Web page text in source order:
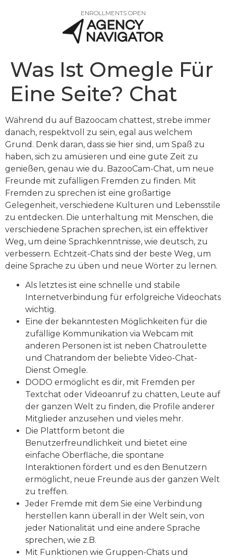
ENROLLMENTS OPEN
Was Ist Omegle Für
Eine Seite? Chat
Während du auf Bazoocam chattest, strebe immer
danach, respektvoll zu sein, egal aus welchem
Grund. Denk daran, dass sie hier sind, um Spaß zu
haben, sich zu amüsieren und eine gute Zeit zu
genießen, genau wie du. BazooCam-Chat, um neue
Freunde mit zufälligen Fremden zu finden. Mit
Fremden zu sprechen ist eine großartige
Gelegenheit, verschiedene Kulturen und Lebensstile
zu entdecken. Die unterhaltung mit Menschen, die
verschiedene Sprachen sprechen, ist ein effektiver
Weg, um deine Sprachkenntnisse, wie deutsch, zu
verbessern. Echtzeit-Chats sind der beste Weg, um
deine Sprache zu üben und neue Wörter zu lernen.
Als letztes ist eine schnelle und stabile
Internetverbindung für erfolgreiche Videochats
wichtig.
Eine der bekanntesten Möglichkeiten für die
zufällige Kommunikation via Webcam mit
anderen Personen ist ist neben Chatroulette
und Chatrandom der beliebte Video-Chat-
Dienst Omegle.
DODO ermöglicht es dir, mit Fremden per
Textchat oder Videoanruf zu chatten, Leute auf
der ganzen Welt zu finden, die Profile anderer
Mitglieder anzusehen und vieles mehr.
Die Plattform betont die
Benutzerfreundlichkeit und bietet eine
einfache Oberfläche, die spontane
Interaktionen fördert und es den Benutzern
ermöglicht, neue Freunde aus der ganzen Welt
zu treffen.
Jeder Fremde mit dem Sie eine Verbindung
herstellen kann überall in der Welt sein, von
jeder Nationalität und eine andere Sprache
sprechen, wie z.B.
Mit Funktionen wie Gruppen-Chats und